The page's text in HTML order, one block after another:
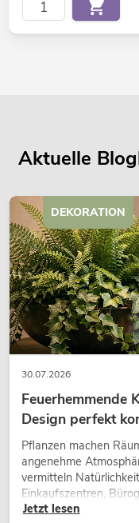
Aktuelle
30.07.2026
Feuerhemmende
Design perfekt
Pflanzen machen
angenehme
vermitteln
Einkaufszentren,
eine hochwertige
Jetzt lesen
DEKORATION